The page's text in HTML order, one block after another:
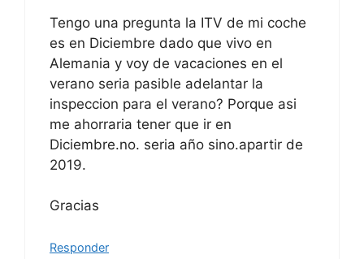
Tengo una pregunta la ITV de mi coche
es en Diciembre dado que vivo en
Alemania y voy de vacaciones en el
verano seria pasible adelantar la
inspeccion para el verano? Porque asi
me ahorraria tener que ir en
Diciembre.no. seria año sino.apartir de
2019.
Gracias
Responder